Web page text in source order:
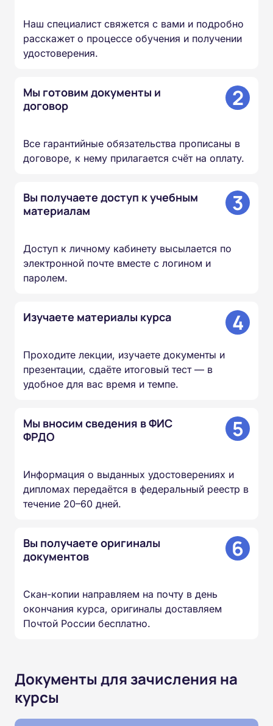
Наш специалист свяжется с вами и подробно
расскажет о процессе обучения и получении
удостоверения.
Мы готовим документы и
договор
2
Все гарантийные обязательства прописаны в
договоре, к нему прилагается счёт на оплату.
Вы получаете доступ к учебным
материалам
3
Доступ к личному кабинету высылается по
электронной почте вместе с логином и
паролем.
Изучаете материалы курса 4
Проходите лекции, изучаете документы и
презентации, сдаёте итоговый тест — в
удобное для вас время и темпе.
Мы вносим сведения в ФИС
ФРДО
5
Информация о выданных удостоверениях и
дипломах передаётся в федеральный реестр в
течение 20–60 дней.
Вы получаете оригиналы
документов
6
Скан-копии направляем на почту в день
окончания курса, оригиналы доставляем
Почтой России бесплатно.
Документы для зачисления на
курсы